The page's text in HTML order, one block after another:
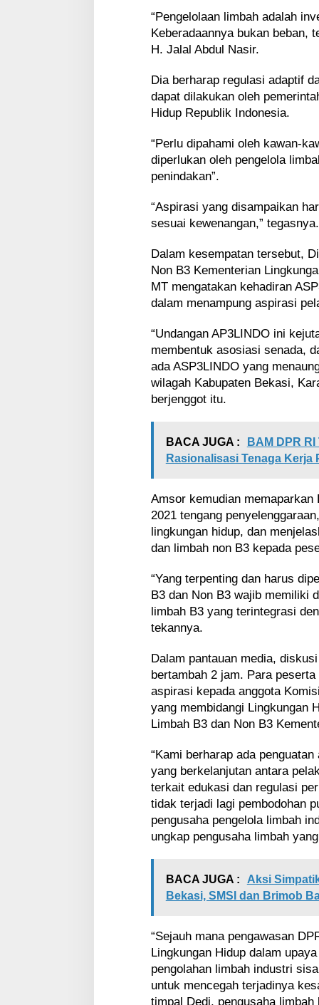
“Pengelolaan limbah adalah
Keberadaannya bukan beban,
H. Jalal Abdul Nasir.
Dia berharap regulasi adaptif
dapat dilakukan oleh
Hidup Republik Indonesia.
“Perlu dipahami oleh kawan-
diperlukan oleh pengelola
penindakan”.
“Aspirasi yang disampaikan
sesuai kewenangan,” tegasnya.
Dalam kesempatan tersebut,
Non B3 Kementerian
MT mengatakan kehadiran
dalam menampung aspirasi
“Undangan AP3LINDO ini
membentuk asosiasi senada,
ada ASP3LINDO yang
wilagah Kabupaten Bekasi,
berjenggot itu.
BACA JUGA :
BAM DPR
Rasionalisasi Tenaga Kerja
Amsor kemudian memaparkan
2021 tengang
lingkungan hidup, dan
dan limbah non B3 kepada
“Yang terpenting dan harus
B3 dan Non B3 wajib memiliki
limbah B3 yang terintegrasi
tekannya.
Dalam pantauan media,
bertambah 2 jam. Para
aspirasi kepada anggota
yang membidangi Lingkungan
Limbah B3 dan Non B3
“Kami berharap ada
yang berkelanjutan antara
terkait edukasi dan regulasi
tidak terjadi lagi pembodohan
pengusaha pengelola limbah
ungkap pengusaha limbah
BACA JUGA :
Aksi
Bekasi, SMSI dan Brimob
“Sejauh mana pengawasan
Lingkungan Hidup dalam
pengolahan limbah industri
untuk mencegah terjadinya
timpal Dedi, pengusaha limbah